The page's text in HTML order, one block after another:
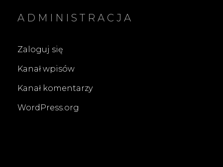
ADMINISTRACJA
Zaloguj się
Kanał wpisów
Kanał komentarzy
WordPress.org